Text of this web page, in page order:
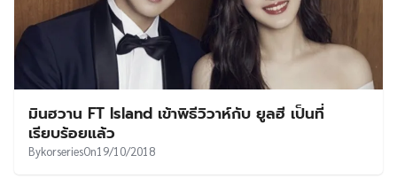
มินฮวาน FT Island เข้าพิธีวิวาห์กับ ยูลฮี เป็นที่
เรียบร้อยแล้ว
BykorseriesOn19/10/2018